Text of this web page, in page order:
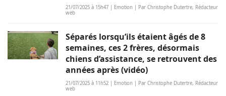
21/07/2025 à 15h47 | Emotion | Par Christophe Dutertre, Rédacteur
web
Séparés lorsqu’ils étaient âgés de 8
semaines, ces 2 frères, désormais
chiens d’assistance, se retrouvent des
années après (vidéo)
21/07/2025 à 11h52 | Emotion | Par Christophe Dutertre, Rédacteur
web